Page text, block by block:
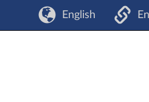
English